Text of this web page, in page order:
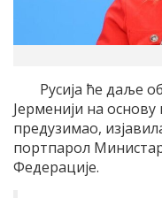
Русија ће даље
Јерменији на основу
предузимао,
портпарол
Федерације.